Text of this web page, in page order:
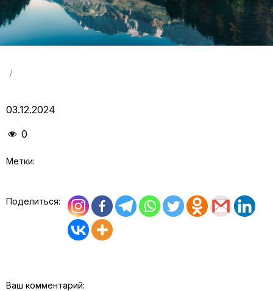
/
03.12.2024
0
Метки:
Поделиться:
Ваш комментарий: